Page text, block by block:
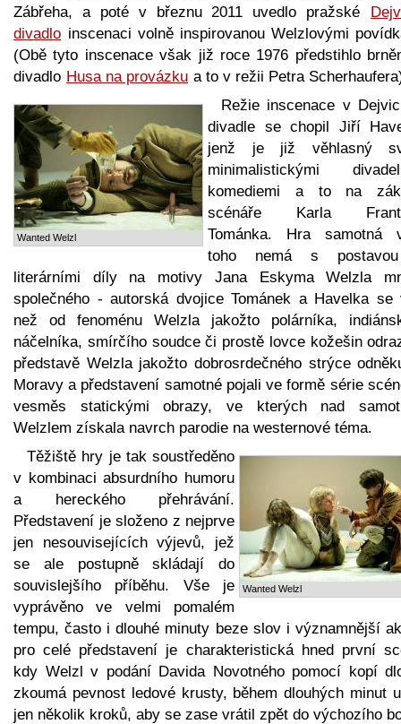
Zábřeha, a poté v březnu 2011 uvedlo pražské
divadlo inscenaci volně inspirovanou Welzlovými
(Obě tyto inscenace však již roce 1976 předstihlo
divadlo Husa na provázku a to v režii Petra
Wanted Welzl
Režie inscenace v
divadle se chopil Jiří
jenž je již věhlasný
minimalistickými
komediemi a to na
scénáře Karla
Tománka. Hra samotná
toho nemá s
literárními díly na motivy Jana Eskyma Welzla
společného - autorská dvojice Tománek a Havelka se
než od fenoménu Welzla jakožto polárníka,
náčelníka, smírčího soudce či prostě lovce kožešin
představě Welzla jakožto dobrosrdečného strýce
Moravy a představení samotné pojali ve formě série
vesměs statickými obrazy, ve kterých nad
Welzlem získala navrch parodie na westernové téma.
Wanted Welzl
Těžiště hry je tak soustředěno
v kombinaci absurdního humoru
a hereckého přehrávání.
Představení je složeno z nejprve
jen nesouvisejících výjevů, jež
se ale postupně skládají do
souvislejšího příběhu. Vše je
vyprávěno ve velmi pomalém
tempu, často i dlouhé minuty beze slov i významnější
pro celé představení je charakteristická hned první
kdy Welzl v podání Davida Novotného pomocí kopí
zkoumá pevnost ledové krusty, během dlouhých minut
jen několik kroků, aby se zase vrátil zpět do výchozího